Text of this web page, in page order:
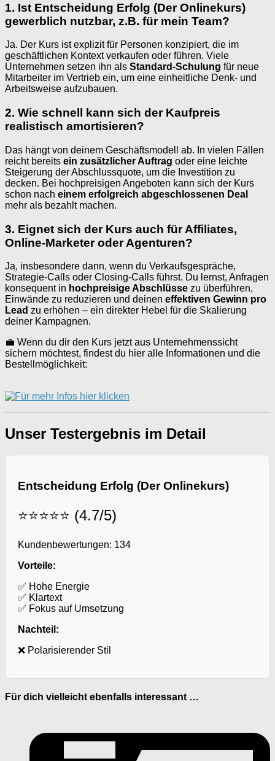
1. Ist Entscheidung Erfolg (Der Onlinekurs)
gewerblich nutzbar, z.B. für mein Team?
Ja. Der Kurs ist explizit für Personen konzipiert, die im
geschäftlichen Kontext verkaufen oder führen. Viele
Unternehmen setzen ihn als Standard-Schulung für neue
Mitarbeiter im Vertrieb ein, um eine einheitliche Denk- und
Arbeitsweise aufzubauen.
2. Wie schnell kann sich der Kaufpreis
realistisch amortisieren?
Das hängt von deinem Geschäftsmodell ab. In vielen Fällen
reicht bereits ein zusätzlicher Auftrag oder eine leichte
Steigerung der Abschlussquote, um die Investition zu
decken. Bei hochpreisigen Angeboten kann sich der Kurs
schon nach einem erfolgreich abgeschlossenen Deal
mehr als bezahlt machen.
3. Eignet sich der Kurs auch für Affiliates,
Online-Marketer oder Agenturen?
Ja, insbesondere dann, wenn du Verkaufsgespräche,
Strategie-Calls oder Closing-Calls führst. Du lernst, Anfragen
konsequent in hochpreisige Abschlüsse zu überführen,
Einwände zu reduzieren und deinen effektiven Gewinn pro
Lead zu erhöhen – ein direkter Hebel für die Skalierung
deiner Kampagnen.
💼 Wenn du dir den Kurs jetzt aus Unternehmenssicht
sichern möchtest, findest du hier alle Informationen und die
Bestellmöglichkeit:
Unser Testergebnis im Detail
Entscheidung Erfolg (Der Onlinekurs)
⭐⭐⭐⭐⭐ (4.7/5)
Kundenbewertungen: 134
Vorteile:
✅ Hohe Energie
✅ Klartext
✅ Fokus auf Umsetzung
Nachteil:
❌ Polarisierender Stil
Für dich vielleicht ebenfalls interessant …